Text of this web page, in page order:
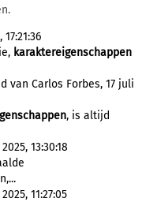
karaktereigenschappen
van Carlos Forbes, 17 juli
, is altijd
13:30:18
11:27:05